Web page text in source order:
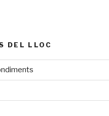
DEL LLOC